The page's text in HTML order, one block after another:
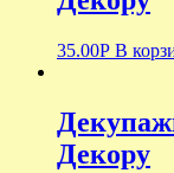
35.00Р В
Декору